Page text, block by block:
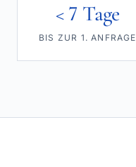
< 7 Tage
BIS ZUR 1. ANFRAGE